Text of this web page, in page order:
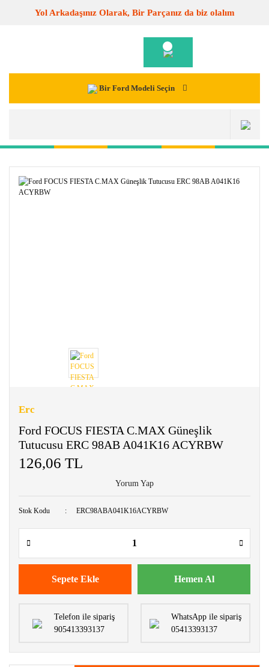
Yol Arkadaşınız Olarak, Bir Parçanız da biz olalım
Bir Ford Modeli Seçin
Erc
Ford FOCUS FIESTA C.MAX Güneşlik
Tutucusu ERC 98AB A041K16 ACYRBW
126,06 TL
Yorum Yap
Stok Kodu ERC98ABA041K16ACYRBW
Sepete Ekle Hemen Al
Telefon ile sipariş
905413393137
WhatsApp ile sipariş
05413393137